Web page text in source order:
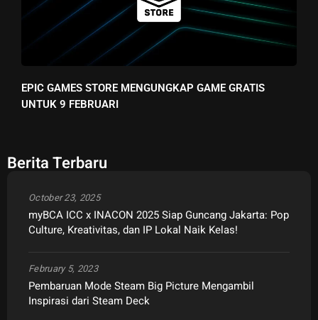
EPIC GAMES STORE MENGUNGKAP GAME GRATIS
UNTUK 9 FEBRUARI
Berita Terbaru
myBCA ICC x INACON 2025 Siap Guncang Jakarta: Pop
Culture, Kreativitas, dan IP Lokal Naik Kelas!
October 23, 2025
Pembaruan Mode Steam Big Picture Mengambil
Inspirasi dari Steam Deck
February 5, 2023